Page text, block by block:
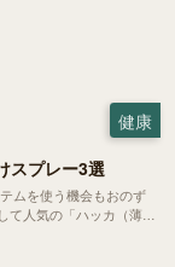
健康
スプレー3選
て人気の「ハッカ（薄